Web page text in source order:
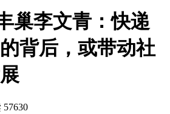
巢李文青：快递
背后，或带动社
57630